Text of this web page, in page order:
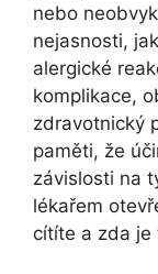
nebo
nejasnosti,
alergické
komplikace,
zdravotnický
paměti, že
závislosti na
lékařem
cítíte a zda je